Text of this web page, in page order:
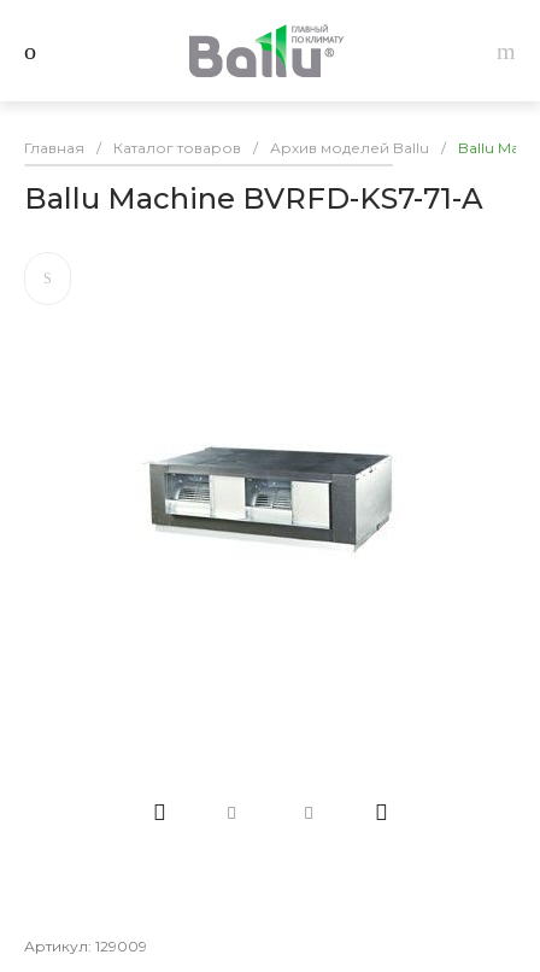
Главная / Каталог товаров / Архив моделей Ballu / Ballu
Ballu Machine BVRFD-KS7-71-A
Артикул: 129009